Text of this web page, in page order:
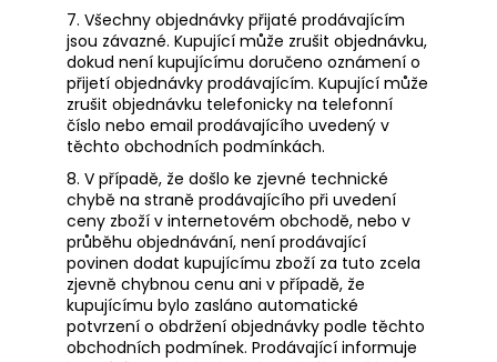
7. Všechny objednávky přijaté prodávajícím
jsou závazné. Kupující může zrušit objednávku,
dokud není kupujícímu doručeno oznámení o
přijetí objednávky prodávajícím. Kupující může
zrušit objednávku telefonicky na telefonní
číslo nebo email prodávajícího uvedený v
těchto obchodních podmínkách.
8. V případě, že došlo ke zjevné technické
chybě na straně prodávajícího při uvedení
ceny zboží v internetovém obchodě, nebo v
průběhu objednávání, není prodávající
povinen dodat kupujícímu zboží za tuto zcela
zjevně chybnou cenu ani v případě, že
kupujícímu bylo zasláno automatické
potvrzení o obdržení objednávky podle těchto
obchodních podmínek. Prodávající informuje